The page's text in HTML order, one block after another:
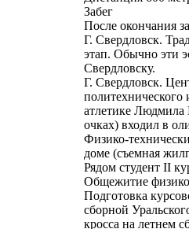
Забег
После окончания
Г. Свердловск.
этап. Обычно эти
Свердловску.
Г. Свердловск.
атлетике Людмила
очках) входил в
Физико-
доме (съемная
Рядом студент II
Общежитие физико-
Подготовка
сборной
кросса на летнем